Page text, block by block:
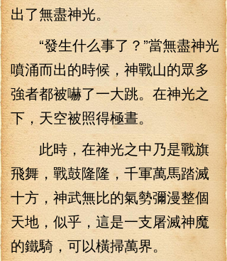
出了無盡神光。
“發生什么事了？”當無盡神光
噴涌而出的時候，神戰山的眾多
強者都被嚇了一大跳。在神光之
下，天空被照得極晝。
此時，在神光之中乃是戰旗
飛舞，戰鼓隆隆，千軍萬馬踏滅
十方，神武無比的氣勢彌漫整個
天地，似乎，這是一支屠滅神魔
的鐵騎，可以橫掃萬界。